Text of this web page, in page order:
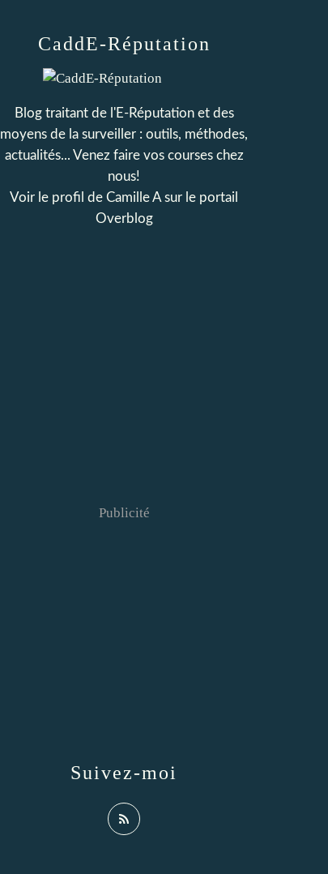
CaddE-Réputation
Blog traitant de l'E-Réputation et des
moyens de la surveiller : outils, méthodes,
actualités... Venez faire vos courses chez
nous!
Voir le profil de Camille A sur le portail
Overblog
Suivez-moi
Publicité